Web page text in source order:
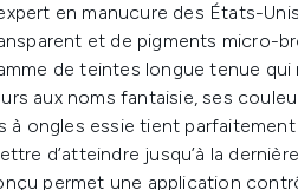
en manucure des États-
et de pigments micro-
de teintes longue tenue qui
aux noms fantaisie, ses
à ongles essie tient
d’atteindre jusqu’à la
permet une application